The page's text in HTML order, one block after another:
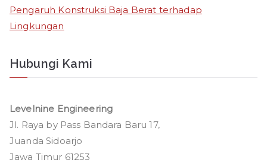
Pengaruh Konstruksi Baja Berat terhadap
Lingkungan
Hubungi Kami
Levelnine Engineering
Jl. Raya by Pass Bandara Baru 17,
Juanda Sidoarjo
Jawa Timur 61253